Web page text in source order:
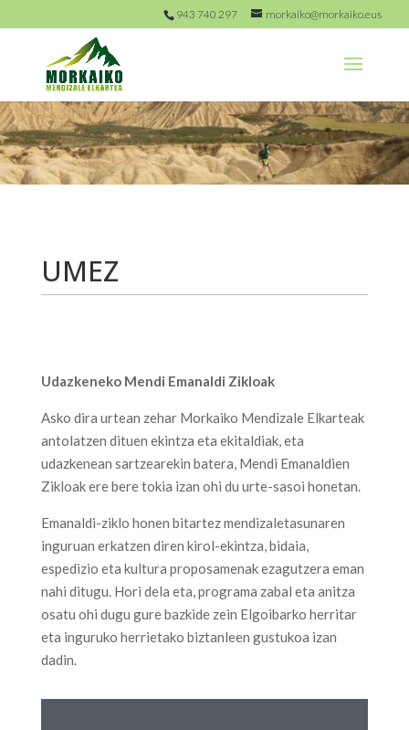
943 740 297 morkaiko@morkaiko.eus
UMEZ
Udazkeneko Mendi Emanaldi Zikloak
Asko dira urtean zehar Morkaiko Mendizale Elkarteak
antolatzen dituen ekintza eta ekitaldiak, eta
udazkenean sartzearekin batera, Mendi Emanaldien
Zikloak ere bere tokia izan ohi du urte-sasoi honetan.
Emanaldi-ziklo honen bitartez mendizaletasunaren
inguruan erkatzen diren kirol-ekintza, bidaia,
espedizio eta kultura proposamenak ezagutzera eman
nahi ditugu. Hori dela eta, programa zabal eta anitza
osatu ohi dugu gure bazkide zein Elgoibarko herritar
eta inguruko herrietako biztanleen gustukoa izan
dadin.